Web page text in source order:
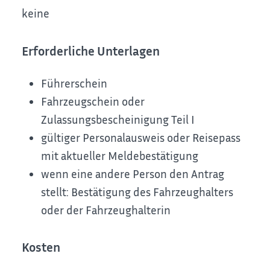
keine
Erforderliche Unterlagen
Führerschein
Fahrzeugschein oder
Zulassungsbescheinigung Teil I
gültiger Personalausweis oder Reisepass
mit aktueller Meldebestätigung
wenn eine andere Person den Antrag
stellt: Bestätigung des Fahrzeughalters
oder der Fahrzeughalterin
Kosten